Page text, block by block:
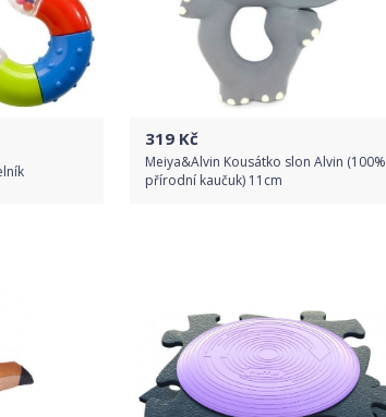
319 Kč
Meiya&Alvin Kousátko slon Alvin (100%
přírodní kaučuk) 11cm